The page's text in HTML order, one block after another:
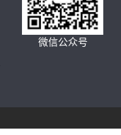
微信公众号